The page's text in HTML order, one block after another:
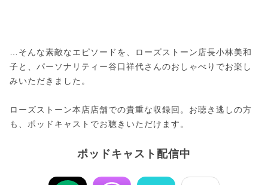
…そんな素敵なエピソードを、ローズストーン店長小林美和
子と、パーソナリティー谷口祥代さんのおしゃべりでお楽し
みいただきました。
ローズストーン本店店舗での貴重な収録回。お聴き逃しの方
も、ポッドキャストでお聴きいただけます。
ポッドキャスト配信中